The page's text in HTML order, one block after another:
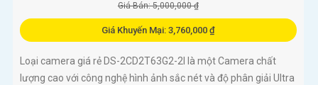
Giá Bán: 5,000,000 ₫
Giá Khuyến Mại: 3,760,000 ₫
Loại camera giá rẻ DS-2CD2T63G2-2I là một Camera chất
lượng cao với công nghệ hình ảnh sắc nét và độ phân giải Ultra